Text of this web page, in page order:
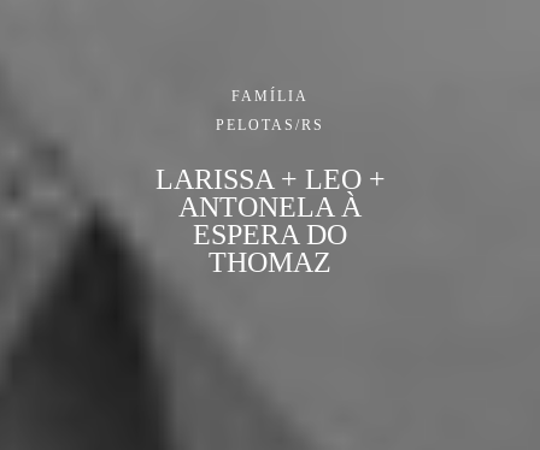
FAMÍLIA
PELOTAS/RS
LARISSA + LEO +
ANTONELA À
ESPERA DO
THOMAZ